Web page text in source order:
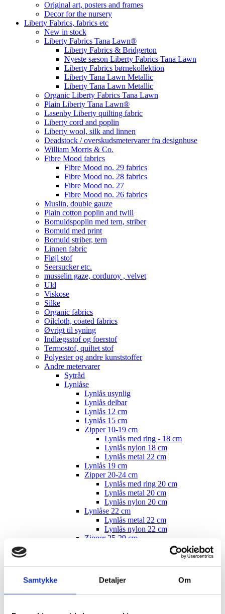
Samtykke Detaljer Om
Original art, posters and frames
Decor for the nursery
Liberty Fabrics, fabrics etc
New in stock
Liberty Fabrics Tana Lawn®
Liberty Fabrics & Bridgerton
Nyeste sæson Liberty Fabrics Tana Lawn
Liberty Fabrics børnekollektion
Liberty Tana Lawn Metallic
Liberty Tana Lawn Metallic
Organic Liberty Fabrics Tana Lawn
Plain Liberty Tana Lawn®
Lasenby Liberty quilting fabric
Liberty cord and poplin
Liberty wool, silk and linnen
Deadstock / overskudsmetervarer fra designhuse
William Morris & Co.
Fibre Mood fabrics
Fibre Mood no. 29 fabrics
Fibre Mood no. 28 fabrics
Fibre Mood no. 27
Fibre Mood no. 26 fabrics
Muslin, double gauze
Plain cotton poplin and twill
Bomuldspoplin med tern, striber
Bomuld med print
Bomuld striber, tern
Linnen fabric
Fløjl stof
Seersucker etc.
musselin gaze, corduroy , velvet
Uld
Viskose
Silke
Organic fabrics
Oilcloth, coated fabrics
Øvrigt til syning
Indlægsstof og foerstof
Termostof, quiltet stof
Polyester og andre kunststoffer
Andre metervarer
Sytråd
Lynlåse
Lynlås usynlig
Lynlås delbar
Lynlås 12 cm
Lynlås 15 cm
Zipper 10-19 cm
Lynlås med ring - 18 cm
Lynlås nylon 18 cm
Lynlås metal 22 cm
Lynlås 19 cm
Zipper 20-24 cm
Lynlås med ring 20 cm
Lynlås metal 20 cm
Lynlås nylon 20 cm
Lynlåse 22 cm
Lynlås metal 22 cm
Lynlås nylon 22 cm
Zipper 25-29 cm
Lynlås med ring 25 cm
Lynlås nylon 25 cm
Lynlås 26 cm